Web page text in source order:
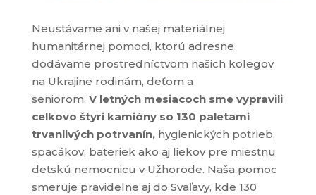
Neustávame ani v našej materiálnej
humanitárnej pomoci, ktorú adresne
dodávame prostredníctvom našich kolegov
na Ukrajine rodinám, deťom a
seniorom. V letných mesiacoch sme vypravili
celkovo štyri kamióny so 130 paletami
trvanlivých potrvanín,hygienických potrieb,
spacákov, bateriek ako aj liekov pre miestnu
detskú nemocnicu v Užhorode. Naša pomoc
smeruje pravidelne aj do Svaľavy, kde 130